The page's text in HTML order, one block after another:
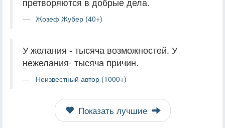
Жозеф Жубер (40+)
У желания - тысяча возможностей. У
нежелания- тысяча причин.
Неизвестный автор (1000+)
Показать лучшие